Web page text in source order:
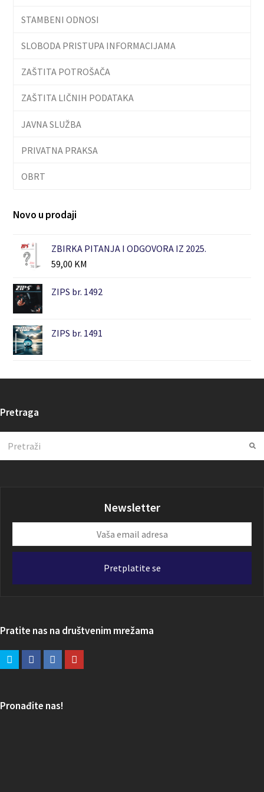
STAMBENI ODNOSI
SLOBODA PRISTUPA INFORMACIJAMA
ZAŠTITA POTROŠAČA
ZAŠTITA LIČNIH PODATAKA
JAVNA SLUŽBA
PRIVATNA PRAKSA
OBRT
Novo u prodaji
ZBIRKA PITANJA I ODGOVORA IZ 2025.
59,00 KM
ZIPS br. 1492
ZIPS br. 1491
Pretraga
Newsletter
email
Pretplatite se
Pratite nas na društvenim mrežama
Pronađite nas!